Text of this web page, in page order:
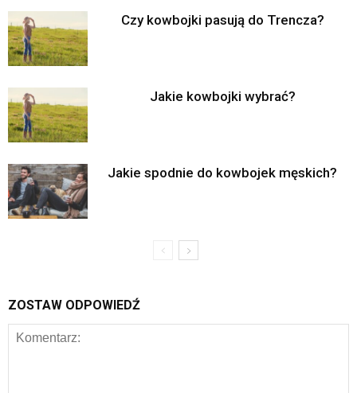
Czy kowbojki pasują do Trencza?
Jakie kowbojki wybrać?
Jakie spodnie do kowbojek męskich?
ZOSTAW ODPOWIEDŹ